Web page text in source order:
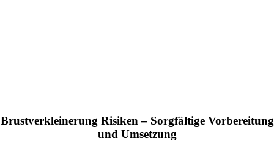
Brustverkleinerung Risiken – Sorgfältige Vorbereitung
und Umsetzung